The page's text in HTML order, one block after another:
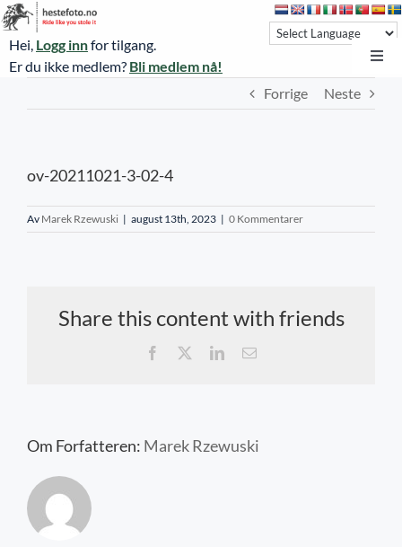
Skip
to
content
Hei, Logg innfor tilgang.
Er du ikke medlem? Bli medlem nå!
Øvrevoll treningsdager
NoARK
Forrige Neste
ov-20211021-3-02-4
Av Marek Rzewuski | august 13th, 2023 | 0 Kommentarer
Share this content with friends
Facebook LinkedIn
E-
Om Forfatteren: Marek Rzewuski